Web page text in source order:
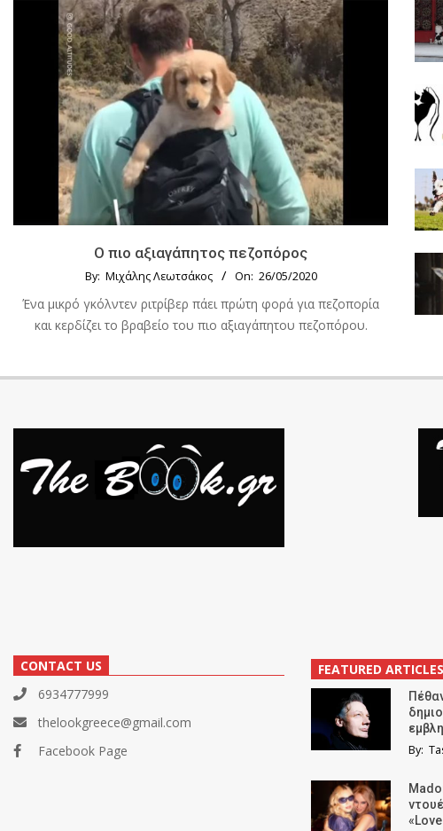
Ο πιο αξιαγάπητος πεζοπόρος
By: Μιχάλης Λεωτσάκος On: 26/05/2020
Ένα μικρό γκόλντεν ριτρίβερ πάει πρώτη φορά για πεζοπορία
και κερδίζει το βραβείο του πιο αξιαγάπητου πεζοπόρου.
CONTACT US
6934777999
thelookgreece@gmail.com
Facebook Page
FEATURED ARTICLES
By: